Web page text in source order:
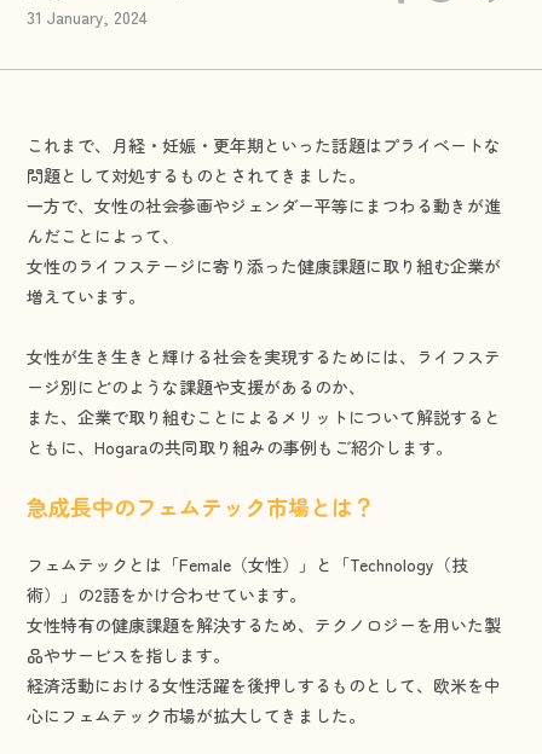
31 January, 2024
これまで、月経・妊娠・更年期といった話題はプライベートな
問題として対処するものとされてきました。
一方で、女性の社会参画やジェンダー平等にまつわる動きが進
んだことによって、
女性のライフステージに寄り添った健康課題に取り組む企業が
増えています。
女性が生き生きと輝ける社会を実現するためには、ライフステ
ージ別にどのような課題や支援があるのか、
また、企業で取り組むことによるメリットについて解説すると
ともに、Hogaraの共同取り組みの事例もご紹介します。
急成長中のフェムテック市場とは？
フェムテックとは「Female（女性）」と「Technology（技
術）」の2語をかけ合わせています。
女性特有の健康課題を解決するため、テクノロジーを用いた製
品やサービスを指します。
経済活動における女性活躍を後押しするものとして、欧米を中
心にフェムテック市場が拡大してきました。